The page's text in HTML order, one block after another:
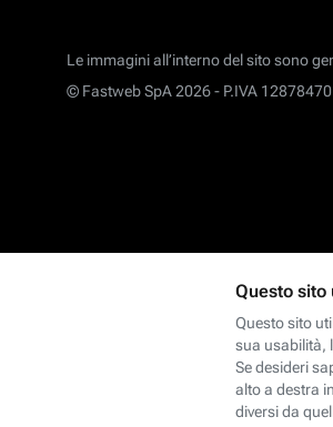
Le immagini all’interno del sito sono
© Fastweb SpA 2026 - P.IVA